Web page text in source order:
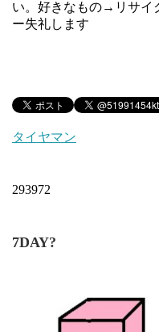
い。好きなもの→リサイ
ー失礼します
タイヤマン
293972
7DAY?